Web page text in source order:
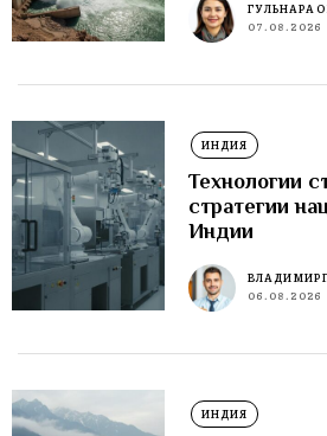
ГУЛЬНАРА
07.08.2026
ИНДИЯ
Технологии
стратегии
Индии
ВЛАДИМИР
06.08.2026
ИНДИЯ